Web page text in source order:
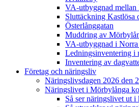
VA-utbyggnad
Sluttäckning Kastlösa
Österlånggatan
Muddring av
VA-utbyggnad i
Ledningsinventering i
Inventering av
Företag och näringsliv
Näringslivsdagen 2026 den
Näringslivet i Mörbylånga
Så ser näringslivet ut i